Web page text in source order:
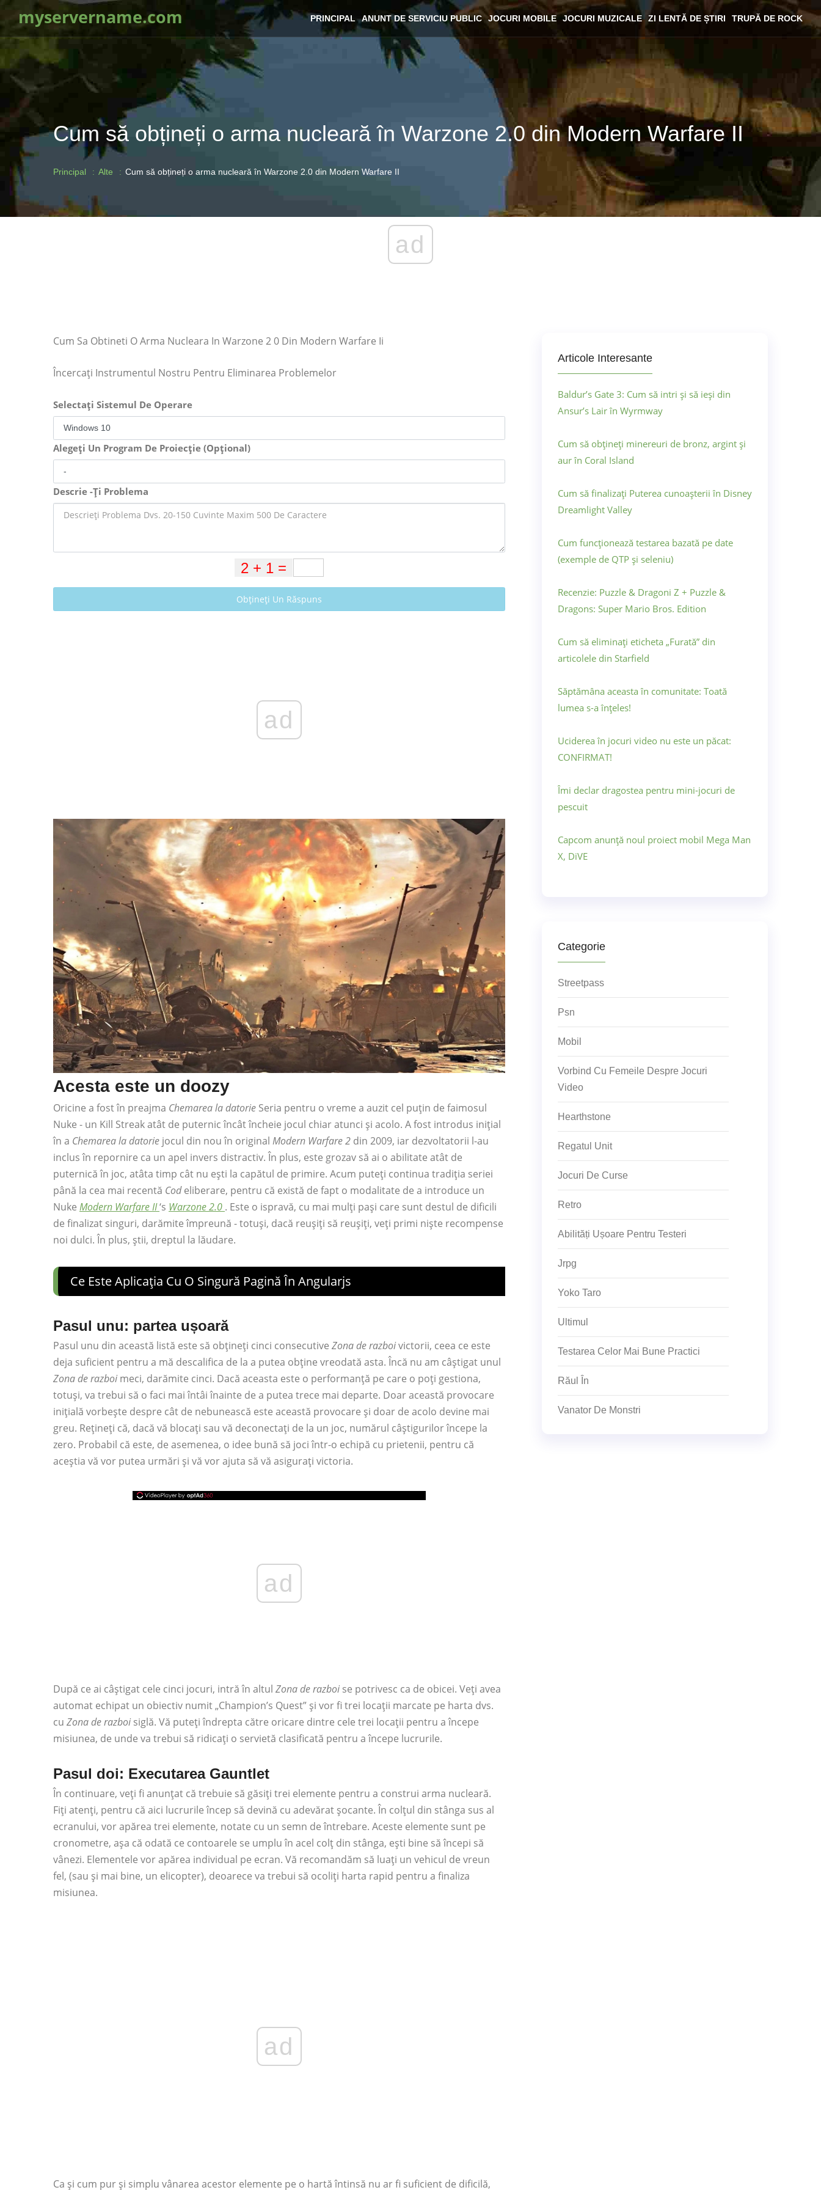
myservername.com PRINCIPAL ANUNT DE SERVICIU PUBLIC JOCURI MOBILE JOCURI MUZICALE ZI LENTĂ DE ȘTIRI TRUPĂ DE ROCK
Cum să obțineți o arma nucleară în Warzone 2.0 din Modern Warfare II
Principal Alte Cum să obțineți o arma nucleară în Warzone 2.0 din Modern Warfare II
ad
Cum Sa Obtineti O Arma Nucleara In Warzone 2 0 Din Modern Warfare Ii
Încercați Instrumentul Nostru Pentru Eliminarea Problemelor
Selectați Sistemul De Operare
Alegeți Un Program De Proiecție (Opțional)
Descrie -Ți Problema
Obțineți Un Răspuns
ad
Acesta este un doozy
Oricine a fost în preajma Chemarea la datorie Seria pentru o vreme a auzit cel puțin de faimosul
Nuke - un Kill Streak atât de puternic încât încheie jocul chiar atunci și acolo. A fost introdus inițial
în a Chemarea la datorie jocul din nou în original Modern Warfare 2 din 2009, iar dezvoltatorii l-au
inclus în repornire ca un apel invers distractiv. În plus, este grozav să ai o abilitate atât de
puternică în joc, atâta timp cât nu ești la capătul de primire. Acum puteți continua tradiția seriei
până la cea mai recentă Codeliberare, pentru că există de fapt o modalitate de a introduce un
Nuke Modern Warfare II‘s Warzone 2.0 . Este o ispravă, cu mai mulți pași care sunt destul de dificili
de finalizat singuri, darămite împreună - totuși, dacă reușiți să reușiți, veți primi niște recompense
noi dulci. În plus, știi, dreptul la lăudare.
Ce Este Aplicația Cu O Singură Pagină În Angularjs
Pasul unu: partea ușoară
Pasul unu din această listă este să obțineți cinci consecutive Zona de razboivictorii, ceea ce este
deja suficient pentru a mă descalifica de la a putea obține vreodată asta. Încă nu am câștigat unul
Zona de razboi meci, darămite cinci. Dacă aceasta este o performanță pe care o poți gestiona,
totuși, va trebui să o faci mai întâi înainte de a putea trece mai departe. Doar această provocare
inițială vorbește despre cât de nebunească este această provocare și doar de acolo devine mai
greu. Rețineți că, dacă vă blocați sau vă deconectați de la un joc, numărul câștigurilor începe la
zero. Probabil că este, de asemenea, o idee bună să joci într-o echipă cu prietenii, pentru că
aceștia vă vor putea urmări și vă vor ajuta să vă asigurați victoria.
ad
După ce ai câștigat cele cinci jocuri, intră în altul Zona de razboi se potrivesc ca de obicei. Veți avea
automat echipat un obiectiv numit „Champion’s Quest” și vor fi trei locații marcate pe harta dvs.
cu Zona de razboi siglă. Vă puteți îndrepta către oricare dintre cele trei locații pentru a începe
misiunea, de unde va trebui să ridicați o servietă clasificată pentru a începe lucrurile.
Pasul doi: Executarea Gauntlet
În continuare, veți fi anunțat că trebuie să găsiți trei elemente pentru a construi arma nucleară.
Fiți atenți, pentru că aici lucrurile încep să devină cu adevărat șocante. În colțul din stânga sus al
ecranului, vor apărea trei elemente, notate cu un semn de întrebare. Aceste elemente sunt pe
cronometre, așa că odată ce contoarele se umplu în acel colț din stânga, ești bine să începi să
vânezi. Elementele vor apărea individual pe ecran. Vă recomandăm să luați un vehicul de vreun
fel, (sau și mai bine, un elicopter), deoarece va trebui să ocoliți harta rapid pentru a finaliza
misiunea.
ad
Ca și cum pur și simplu vânarea acestor elemente pe o hartă întinsă nu ar fi suficient de dificilă,
Articole Interesante
Baldur’s Gate 3: Cum să intri și să ieși din
Ansur’s Lair în Wyrmway
Cum să obțineți minereuri de bronz, argint și
aur în Coral Island
Cum să finalizați Puterea cunoașterii în Disney
Dreamlight Valley
Cum funcționează testarea bazată pe date
(exemple de QTP și seleniu)
Recenzie: Puzzle & Dragoni Z + Puzzle &
Dragons: Super Mario Bros. Edition
Cum să eliminați eticheta „Furată” din
articolele din Starfield
Săptămâna aceasta în comunitate: Toată
lumea s-a înțeles!
Uciderea în jocuri video nu este un păcat:
CONFIRMAT!
Îmi declar dragostea pentru mini-jocuri de
pescuit
Capcom anunță noul proiect mobil Mega Man
X, DiVE
Categorie
Streetpass
Psn
Mobil
Vorbind Cu Femeile Despre Jocuri
Video
Hearthstone
Regatul Unit
Jocuri De Curse
Retro
Abilități Ușoare Pentru Testeri
Jrpg
Yoko Taro
Ultimul
Testarea Celor Mai Bune Practici
Răul În
Vanator De Monstri